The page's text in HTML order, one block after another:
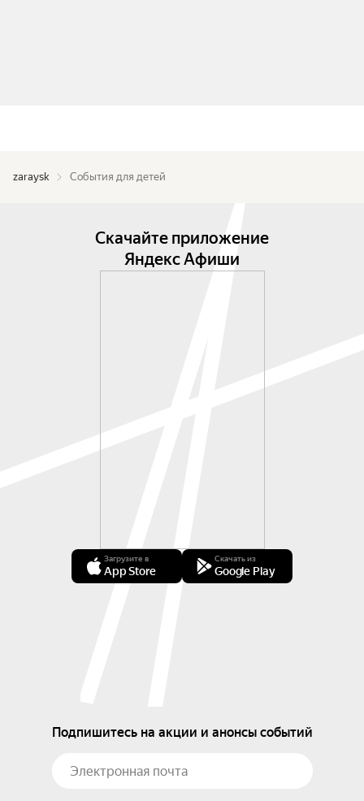
zaraysk События для детей
Скачайте приложение
Яндекс Афиши
Загрузите в
App Store
Скачать из
Google Play
Подпишитесь на акции и анонсы событий